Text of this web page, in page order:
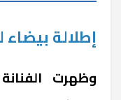
إطلالة بيضاء
وظهرت